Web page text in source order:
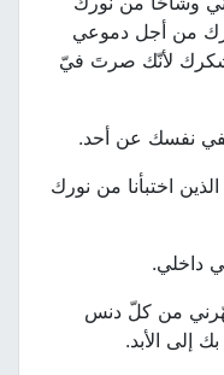
من أجل دموعي
لأنّك صرتَ فيّ
نفسك عن أحد.
اختبأنا من نورك
من كلّ دنس
الأبد.